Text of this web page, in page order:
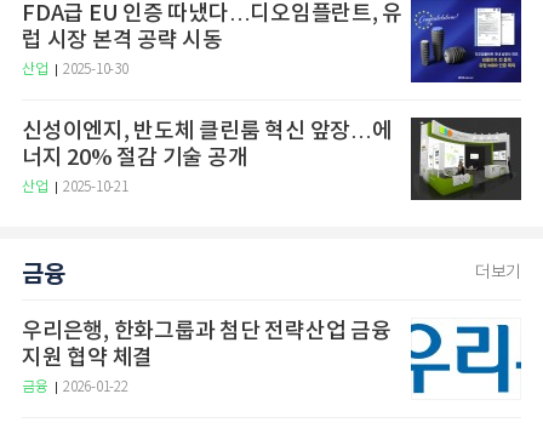
FDA급 EU 인증 따냈다…디오임플란트, 유
럽 시장 본격 공략 시동
산업 2025-10-30
신성이엔지, 반도체 클린룸 혁신 앞장…에
너지 20% 절감 기술 공개
산업 2025-10-21
금융 더보기
우리은행, 한화그룹과 첨단 전략산업 금융
지원 협약 체결
금융 2026-01-22